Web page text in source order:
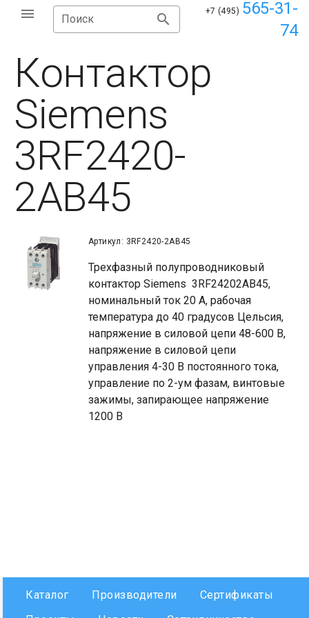
Поиск
+7 (495) 565-31-
74
Контактор
Siemens
3RF2420-
2AB45
Артикул: 3RF2420-2AB45
Трехфазный полупроводниковый
контактор Siemens 3RF24202AB45,
номинальный ток 20 A, рабочая
температура до 40 градусов Цельсия,
напряжение в силовой цепи 48-600 В,
напряжение в силовой цепи
управления 4-30 В постоянного тока,
управление по 2-ум фазам, винтовые
зажимы, запирающее напряжение
1200 В
Каталог Производители
Сертификаты